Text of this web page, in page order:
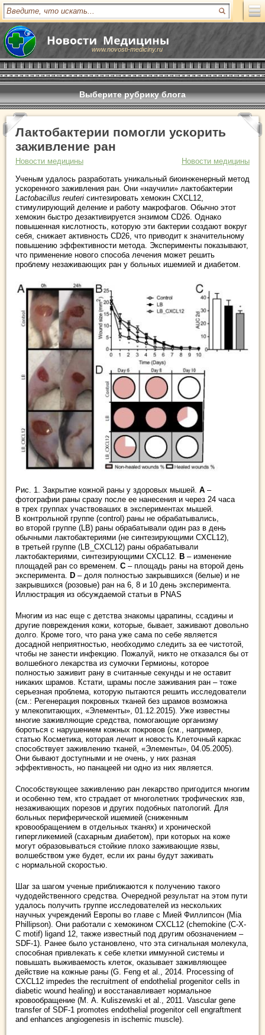
www.novosti-mediciny.ru
Выберите рубрику блога
Лактобактерии помогли ускорить
заживление ран
Новости медицины
Новости медицины
Ученым удалось разработать уникальный биоинженерный метод
ускоренного заживления ран. Они «научили» лактобактерии
Lactobacillus reuteri синтезировать хемокин CXCL12,
стимулирующий деление и работу макрофагов. Обычно этот
хемокин быстро дезактивируется энзимом CD26. Однако
повышенная кислотность, которую эти бактерии создают вокруг
себя, снижает активность CD26, что приводит к значительному
повышению эффективности метода. Эксперименты показывают,
что применение нового способа лечения может решить
проблему незаживающих ран у больных ишемией и диабетом.
Рис. 1. Закрытие кожной раны у здоровых мышей. А –
фотографии раны сразу после ее нанесения и через 24 часа
в трех группах участвоваших в экспериментах мышей.
В контрольной группе (control) раны не обрабатывались,
во второй группе (LB) раны обрабатывали один раз в день
обычными лактобактериями (не синтезирующими CXCL12),
в третьей группе (LB_CXCL12) раны обрабатывали
лактобактериями, синтезирующими CXCL12.
В – изменение
площадей ран со временем. С – площадь раны на второй день
эксперимента.
D – доля полностью закрывшихся (белые) и не
закрывшихся (розовые) ран на 6, 8 и 10 день эксперимента.
Иллюстрация из обсуждаемой статьи в PNAS
Многим из нас еще с детства знакомы царапины, ссадины и
другие повреждения кожи, которые, бывает, заживают довольно
долго. Кроме того, что рана уже сама по себе является
досадной неприятностью, необходимо следить за ее чистотой,
чтобы не занести инфекцию. Пожалуй, никто не отказался бы от
волшебного лекарства из сумочки Гермионы, которое
полностью заживит рану в считанные секунды и не оставит
никаких шрамов. Кстати, шрамы после заживания ран – тоже
серьезная проблема, которую пытаются решить исследователи
(см.: Регенерация покровных тканей без шрамов возможна
у млекопитающих, «Элементы», 01.12.2015). Уже известны
многие заживляющие средства, помогающие организму
бороться с нарушением кожных покровов (см., например,
статью Косметика, которая лечит и новость Клеточный каркас
способствует заживлению тканей, «Элементы», 04.05.2005).
Они бывают доступными и не очень, у них разная
эффективность, но панацеей ни одно из них является.
Способствующее заживлению ран лекарство пригодится многим
и особенно тем, кто страдает от многолетних трофических язв,
незаживающих порезов и других подобных патологий. Для
больных периферической ишемией (сниженным
кровообращением в отдельных тканях) и хронической
гипергликемией (сахарным диабетом), при которых на коже
могут образовываться стойкие плохо заживающие язвы,
волшебством уже будет, если их раны будут заживать
с нормальной скоростью.
Шаг за шагом ученые приближаются к получению такого
чудодейственного средства. Очередной результат на этом пути
удалось получить группе исследователей из нескольких
научных учреждений Европы во главе с Мией Филлипсон (Mia
Phillipson). Они работали с хемокином CXCL12 (chemokine (C-X-
C motif) ligand 12, также известный под другим обозначением –
SDF-1). Ранее было установлено, что эта сигнальная молекула,
способная привлекать к себе клетки иммунной системы и
повышать выживаемость клеток, оказывает заживляющее
действие на кожные раны (G. Feng et al., 2014. Processing of
CXCL12 impedes the recruitment of endothelial progenitor cells in
diabetic wound healing) и восстанавливает нормальное
кровообращение (M. A. Kuliszewski et al., 2011. Vascular gene
transfer of SDF-1 promotes endothelial progenitor cell engraftment
and enhances angiogenesis in ischemic muscle).